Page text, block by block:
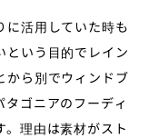
に活用していた時も
という目的でレイン
から別でウィンドブ
ゴニアのフーディ
理由は素材がスト